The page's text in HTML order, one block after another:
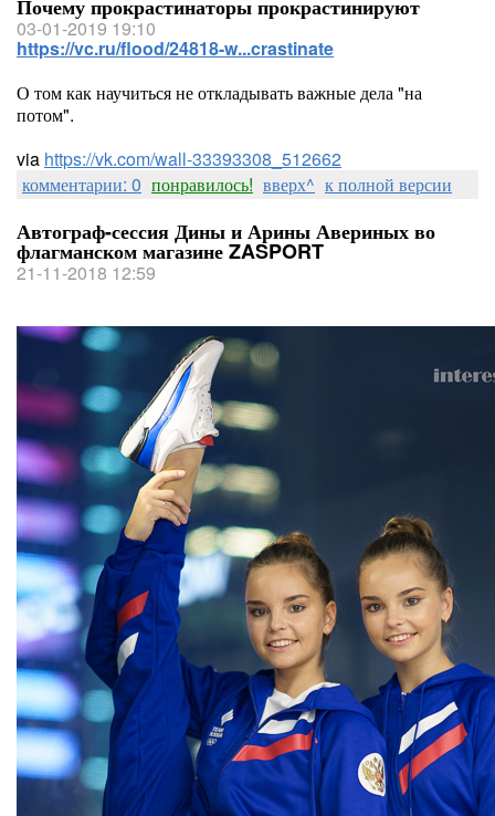
Почему прокрастинаторы прокрастинируют
03-01-2019 19:10
https://vc.ru/flood/24818-w...crastinate
О том как научиться не откладывать важные дела "на
потом".
via https://vk.com/wall-33393308_512662
комментарии: 0 понравилось! вверх^ к полной версии
Автограф-сессия Дины и Арины Авериных во
флагманском магазине ZASPORT
21-11-2018 12:59